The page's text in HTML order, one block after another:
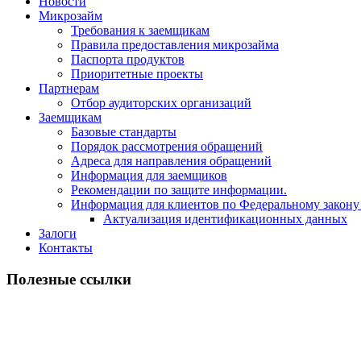
Микрозайм
Требования к заемщикам
Правила предоставления микрозайма
Паспорта продуктов
Приоритетные проекты
Партнерам
Отбор аудиторских организаций
Заемщикам
Базовые стандарты
Порядок рассмотрения обращений
Адреса для направления обращений
Информация для заемщиков
Рекомендации по защите информации.
Информация для клиентов по Федеральному
Актуализация идентификационных данных
Залоги
Контакты
Полезные ссылки